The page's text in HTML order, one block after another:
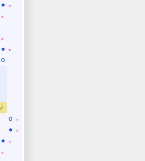
☼
●
☼
☼
☼
●
o
☼
o
☼
●
☼
●
☼